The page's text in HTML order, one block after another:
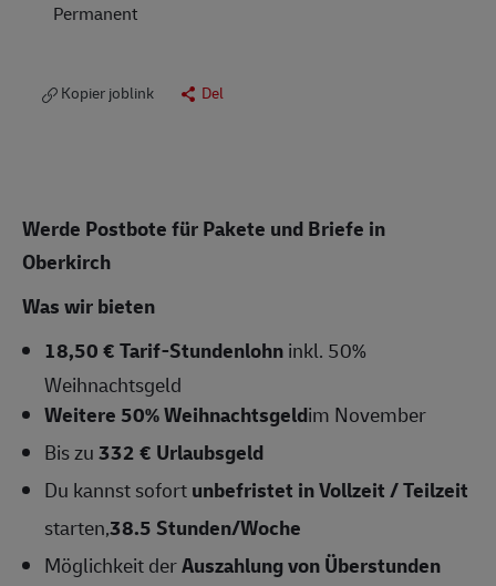
Permanent
Kopier joblink Del
Werde Postbote für Pakete und Briefe in
Oberkirch
Was wir bieten
18,50 € Tarif-Stundenlohninkl. 50%
Weihnachtsgeld
Weitere 50% Weihnachtsgeldim November
Bis zu332 € Urlaubsgeld
Du kannst sofortunbefristet in Vollzeit / Teilzeit
starten,38.5Stunden/Woche
Möglichkeit derAuszahlung von Überstunden